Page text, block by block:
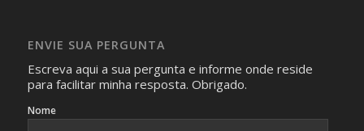
identificação da pessoa fotografada.
ENVIE SUA PERGUNTA
Escreva aqui a sua pergunta e informe onde reside
para facilitar minha resposta. Obrigado.
Nome